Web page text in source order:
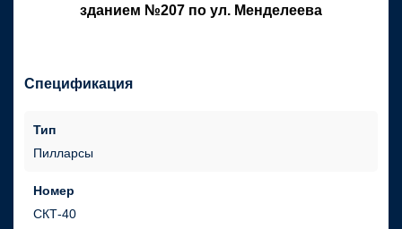
зданием №207 по ул. Менделеева
Спецификация
Тип
Пилларсы
Номер
СКТ-40